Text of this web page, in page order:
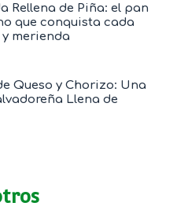
Rellena de Piña: el pan
que conquista cada
merienda
Queso y Chorizo: Una
Llena de